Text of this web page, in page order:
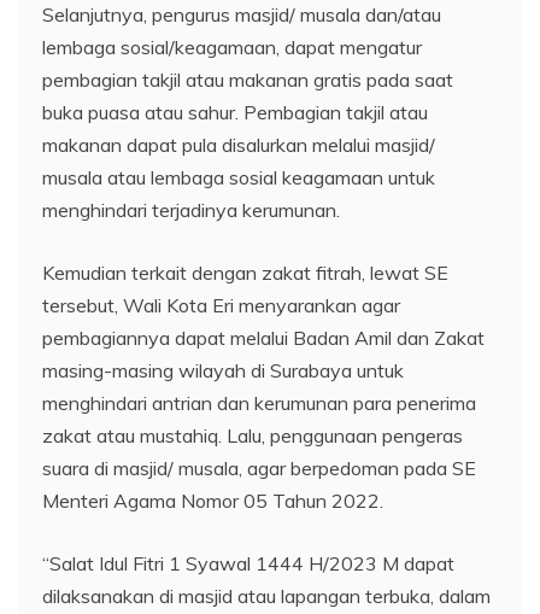
Selanjutnya, pengurus masjid/ musala dan/atau
lembaga sosial/keagamaan, dapat mengatur
pembagian takjil atau makanan gratis pada saat
buka puasa atau sahur. Pembagian takjil atau
makanan dapat pula disalurkan melalui masjid/
musala atau lembaga sosial keagamaan untuk
menghindari terjadinya kerumunan.
Kemudian terkait dengan zakat fitrah, lewat SE
tersebut, Wali Kota Eri menyarankan agar
pembagiannya dapat melalui Badan Amil dan Zakat
masing-masing wilayah di Surabaya untuk
menghindari antrian dan kerumunan para penerima
zakat atau mustahiq. Lalu, penggunaan pengeras
suara di masjid/ musala, agar berpedoman pada SE
Menteri Agama Nomor 05 Tahun 2022.
“Salat Idul Fitri 1 Syawal 1444 H/2023 M dapat
dilaksanakan di masjid atau lapangan terbuka, dalam